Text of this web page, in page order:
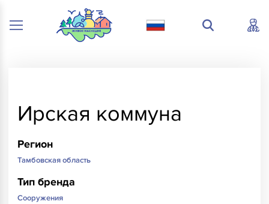
Ирская коммуна
Регион
Тамбовская область
Тип бренда
Сооружения